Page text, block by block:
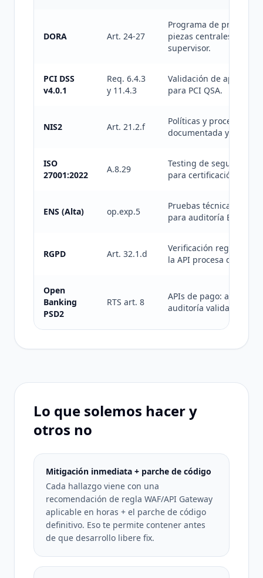
DORA Art. 24-27
Programa de pruebas
piezas centrales: la
supervisor.
PCI DSS
v4.0.1
Req. 6.4.3
y 11.4.3
Validación de
para PCI QSA.
NIS2 Art. 21.2.f
Políticas y
documentada y
ISO
27001:2022
A.8.29
Testing de seguridad
para certificación.
ENS (Alta) op.exp.5
Pruebas técnicas
para auditoría ENS.
RGPD Art. 32.1.d
Verificación regular de
la API procesa datos
Open
Banking
PSD2
RTS art. 8
APIs de pago:
auditoría valida los
Lo que solemos hacer y
otros no
Mitigación inmediata + parche de código
Cada hallazgo viene con una
recomendación de regla WAF/API Gateway
aplicable en horas + el parche de código
definitivo. Eso te permite contener antes
de que desarrollo libere fix.